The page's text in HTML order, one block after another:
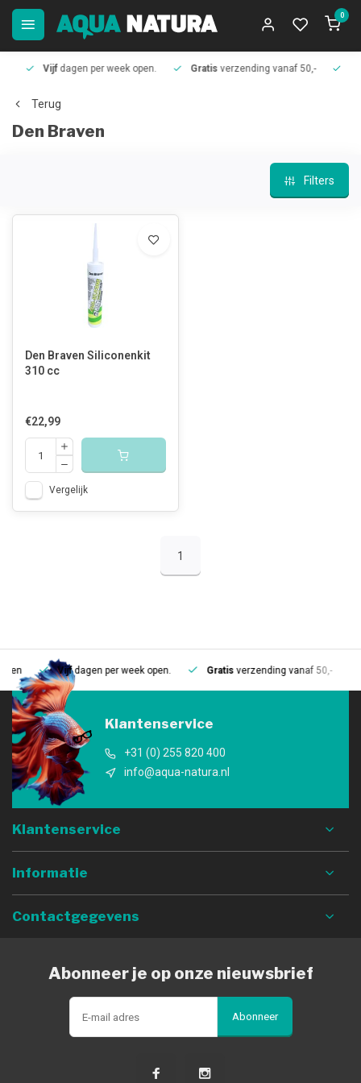
0
Vijfdagen per week open. Gratisverzending vanaf 50,-
Terug
Den Braven
Filters
Den Braven Siliconenkit
310 cc
€22,99
Vergelijk
1
Vijfdagen per week open. Gratisverzending vanaf 50,-
Klantenservice
+31 (0) 255 820 400
info@aqua-natura.nl
Klantenservice
Informatie
Contactgegevens
Abonneer je op onze nieuwsbrief
Abonneer